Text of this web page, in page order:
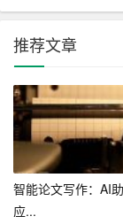
同时，我会加强
对不断变化的市
总之，试用期的
力，也提升了
将以更加饱满的
作服务。我相信
推荐文章
智能论文写作：AI
应...